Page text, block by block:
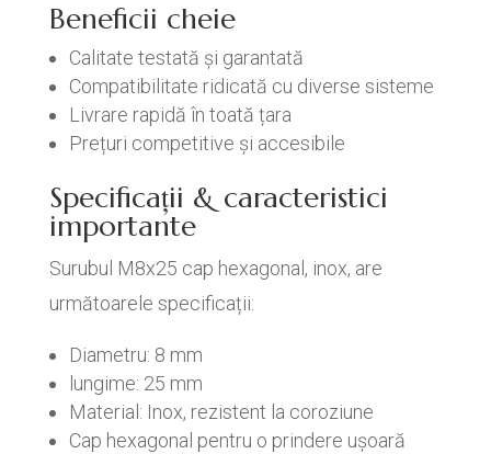
Beneficii cheie
Calitate testată și garantată
Compatibilitate ridicată cu diverse sisteme
Livrare rapidă în toată țara
Prețuri competitive și accesibile
Specificații & caracteristici
importante
Surubul M8x25 cap hexagonal, inox, are
următoarele specificații:
Diametru: 8 mm
lungime: 25 mm
Material: Inox, rezistent la coroziune
Cap hexagonal pentru o prindere ușoară